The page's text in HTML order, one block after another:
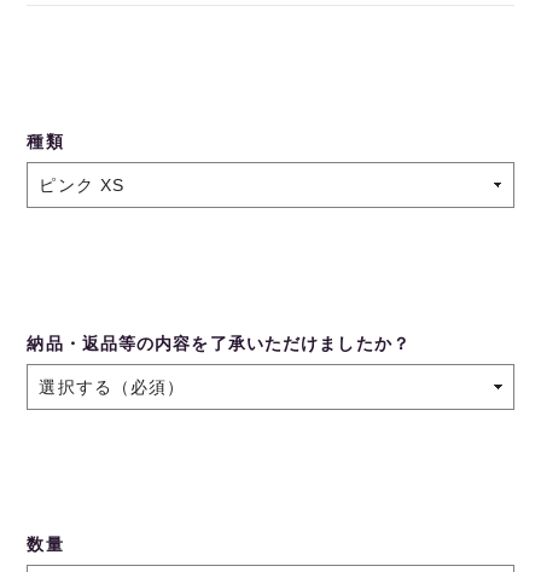
種類
納品・返品等の内容を了承いただけましたか？
数量